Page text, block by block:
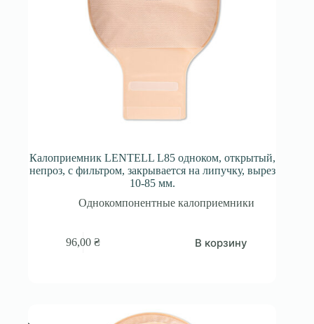
Калоприемник LENTELL L85 одноком, открытый,
непроз, с фильтром, закрывается на липучку, вырез
10-85 мм.
Однокомпонентные калоприемники
96,00₴ В корзину